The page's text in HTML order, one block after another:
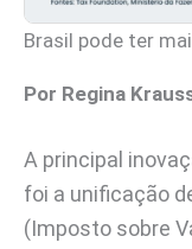
Brasil pode ter
Por Regina
A principal
foi a unificação
(Imposto sobre